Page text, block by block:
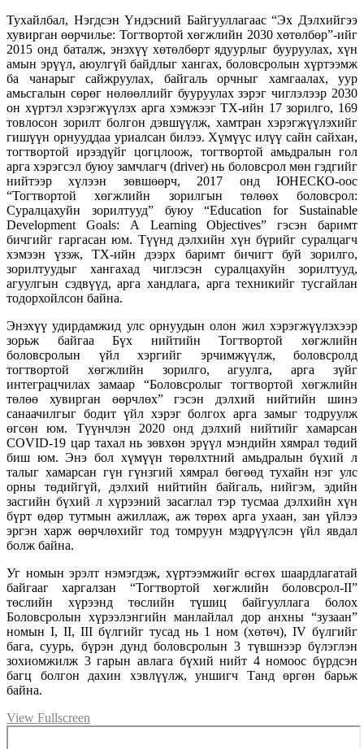
Тухайлбал, Нэгдсэн Үндэсний Байгууллагаас “Эх Дэлхийгээ
хувирган өөрчилье: Тогтвортой хөгжлийн 2030 хөтөлбөр”-ийг
2015 онд баталж, энэхүү хөтөлбөрт ядуурлыг бууруулах, хүн
амын эрүүл, аюулгүй байдлыг хангах, боловсролын хүртээмж
ба чанарыг сайжруулах, байгаль орчныг хамгаалах, уур
амьсгалын сөрөг нөлөөллийг бууруулах зэрэг чиглэлээр 2030
он хүртэл хэрэгжүүлэх арга хэмжээг ТХ-ийн 17 зорилго, 169
товлосон зорилт болгон дэвшүүлж, хамтран хэрэгжүүлэхийг
гишүүн орнууддаа уриалсан билээ. Хүмүүс илүү сайн сайхан,
тогтвортой ирээдүйг цогцлоож, тогтвортой амьдралын гол
арга хэрэгсэл буюу замчлагч (driver) нь боловсрол мөн гэдгийг
нийтээр хүлээн зөвшөөрч, 2017 онд ЮНЕСКО-оос
“Тогтвортой хөгжлийн зорилгын төлөөх боловсрол:
Суралцахуйн зорилтууд” буюу “Education for Sustainable
Development Goals: А Learning Objectives” гэсэн баримт
бичгийг гаргасан юм. Түүнд дэлхийн хүн бүрийг суралцагч
хэмээн үзэж, ТХ-ийн дээрх баримт бичигт буй зорилго,
зорилтуудыг хангахад чиглэсэн суралцахуйн зорилтууд,
агуулгын сэдвүүд, арга хандлага, арга техникийг тусгайлан
тодорхойлсон байна.
Энэхүү удирдамжид улс орнуудын олон жил хэрэгжүүлэхээр
зорьж байгаа Бүх нийтийн Тогтвортой хөгжлийн
боловсролын үйл хэргийг эрчимжүүлж, боловсролд
тогтвортой хөгжлийн зорилго, агуулга, арга зүйг
интеграцчилах замаар “Боловсролыг тогтвортой хөгжлийн
төлөө хувирган өөрчлөх” гэсэн дэлхий нийтийн шинэ
санаачилгыг бодит үйл хэрэг болгох арга замыг тодруулж
өгсөн юм. Түүнчлэн 2020 онд дэлхий нийтийг хамарсан
COVID-19 цар тахал нь зөвхөн эрүүл мэндийн хямрал төдий
биш юм. Энэ бол хүмүүн төрөлхтний амьдралын бүхий л
талыг хамарсан гүн гүнзгий хямрал бөгөөд тухайн нэг улс
орны төдийгүй, дэлхий нийтийн байгаль, нийгэм, эдийн
засгийн бүхий л хүрээний засаглал тэр тусмаа дэлхийн хүн
бүрт өдөр тутмын ажиллаж, аж төрөх арга ухаан, зан үйлээ
эргэн харж өөрчлөхийг тод томруун мэдрүүлсэн үйл явдал
болж байна.
Уг номын эрэлт нэмэгдэж, хүртээмжийг өсгөх шаардлагатай
байгааг харгалзан “Тогтвортой хөгжлийн боловсрол-II”
төслийн хүрээнд төслийн түшиц байгууллага болох
Боловсролын хүрээлэнгийн манлайлал дор анхны “зузаан”
номын I, II, III бүлгийг тусад нь 1 ном (хөтөч), IV бүлгийг
бага, суурь, бүрэн дунд боловсролын 3 түвшнээр бүлэглэн
зохиомжилж 3 гарын авлага бүхий нийт 4 номоос бүрдсэн
багц болгон дахин хэвлүүлж, уншигч Танд өргөн барьж
байна.
View Fullscreen